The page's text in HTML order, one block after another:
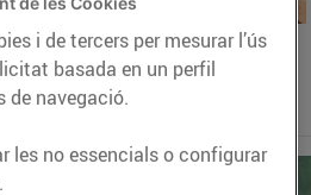
i de tercers per mesurar l’ús
basada en un perfil
de navegació.
les no essencials o configurar